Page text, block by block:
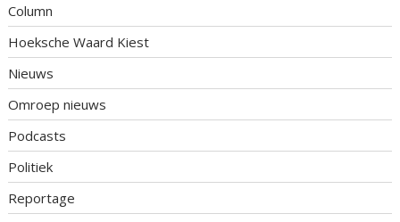
Column
Hoeksche Waard Kiest
Nieuws
Omroep nieuws
Podcasts
Politiek
Reportage